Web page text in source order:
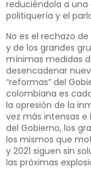
reduciéndola a
politiquería y el
No es el rechazo
y de los grandes
mínimas medidas
desencadenar
“reformas” del
colombiana es
la opresión de la
vez más intensas e
del Gobierno, los
los mismos que
y 2021 siguen sin
las próximas